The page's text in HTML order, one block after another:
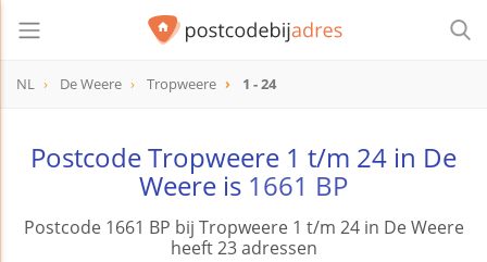
NL De Weere Tropweere 1 - 24
Postcode Tropweere 1 t/m 24 in De
Weere is 1661 BP
Postcode 1661 BP bij Tropweere 1 t/m 24 in De Weere
heeft 23 adressen